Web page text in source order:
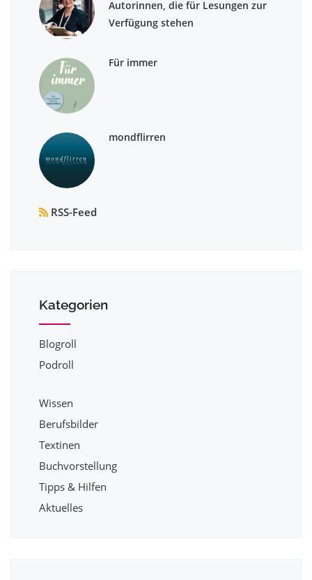
Autorinnen, die für Lesungen zur
Verfügung stehen
Für immer
mondflirren
RSS-Feed
Kategorien
Blogroll
Podroll
Wissen
Berufsbilder
Textinen
Buchvorstellung
Tipps & Hilfen
Aktuelles